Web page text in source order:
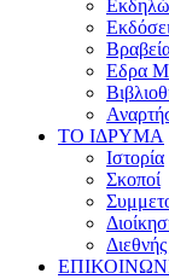
Εδρα
ΤΟ ΙΔΡΥΜΑ
Ιστορία
Σκοποί